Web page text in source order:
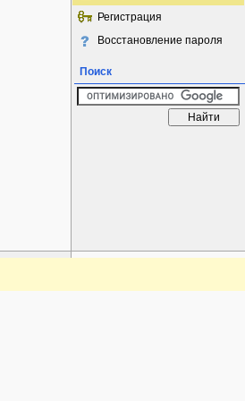
Регистрация
Восстановление пароля
Поиск